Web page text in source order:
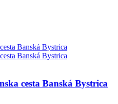
cesta Banská Bystrica